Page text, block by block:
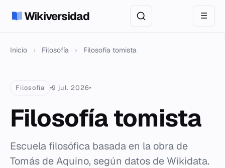
Wikiversidad ☰
Inicio › Filosofía › Filosofía tomista
Filosofía 9 jul. 2026
Filosofía tomista
Escuela filosófica basada en la obra de
Tomás de Aquino, según datos de Wikidata.